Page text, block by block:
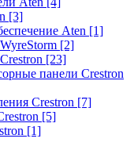
[3]
Aten [1]
[2]
[23]
панели Crestron
Crestron [7]
[5]
[1]